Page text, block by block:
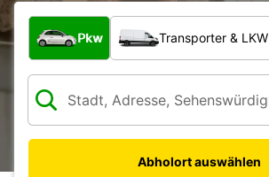
Welche Art von Fahrzeug?
Pkw Transporter & LKW
Abholort auswählen